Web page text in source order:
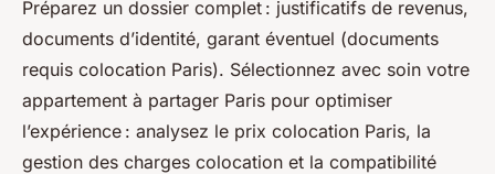
Préparez un dossier complet : justificatifs de revenus,
documents d’identité, garant éventuel (documents
requis colocation Paris). Sélectionnez avec soin votre
appartement à partager Paris pour optimiser
l’expérience : analysez le prix colocation Paris, la
gestion des charges colocation et la compatibilité